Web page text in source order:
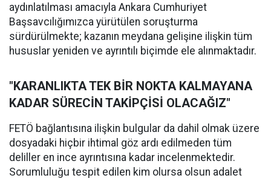
aydınlatılması amacıyla Ankara Cumhuriyet
Başsavcılığımızca yürütülen soruşturma
sürdürülmekte; kazanın meydana gelişine ilişkin tüm
hususlar yeniden ve ayrıntılı biçimde ele alınmaktadır.
"KARANLIKTA TEK BİR NOKTA KALMAYANA
KADAR SÜRECİN TAKİPÇİSİ OLACAĞIZ"
FETÖ bağlantısına ilişkin bulgular da dahil olmak üzere
dosyadaki hiçbir ihtimal göz ardı edilmeden tüm
deliller en ince ayrıntısına kadar incelenmektedir.
Sorumluluğu tespit edilen kim olursa olsun adalet